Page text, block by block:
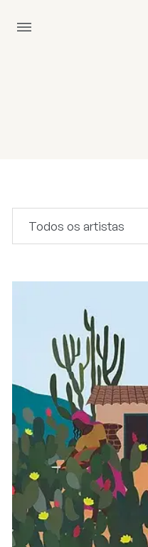
Todos os artistas